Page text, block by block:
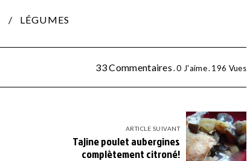
LÉGUMES
33 Commentaires 0 J'aime 196 Vues
ARTICLE SUIVANT
Tajine poulet aubergines
complètement citroné!